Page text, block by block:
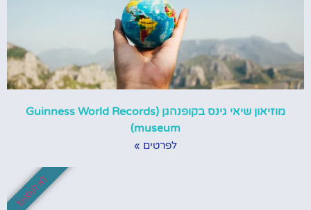
מוזיאון שיאי גינס בקופנהגן (Guinness World Records
museum)
לפרטים »
לא לפספס!